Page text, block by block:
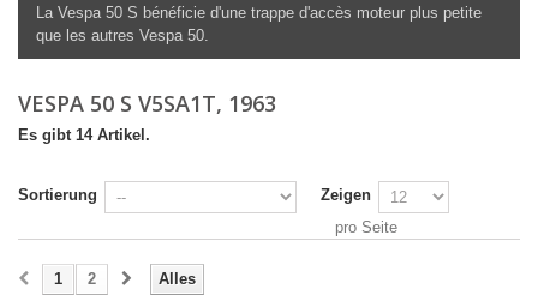
La Vespa 50 S bénéficie d'une trappe d'accès moteur plus petite
que les autres Vespa 50.
VESPA 50 S V5SA1T, 1963
Es gibt 14 Artikel.
Sortierung
Zeigen
pro Seite
Alles
1 2